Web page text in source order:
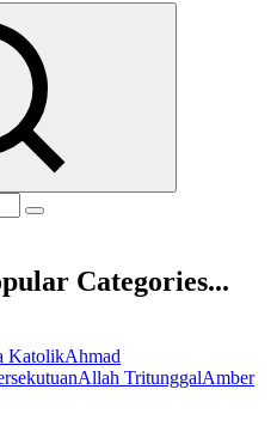
Categories...
KatolikAhmad
Allah TritunggalAmber